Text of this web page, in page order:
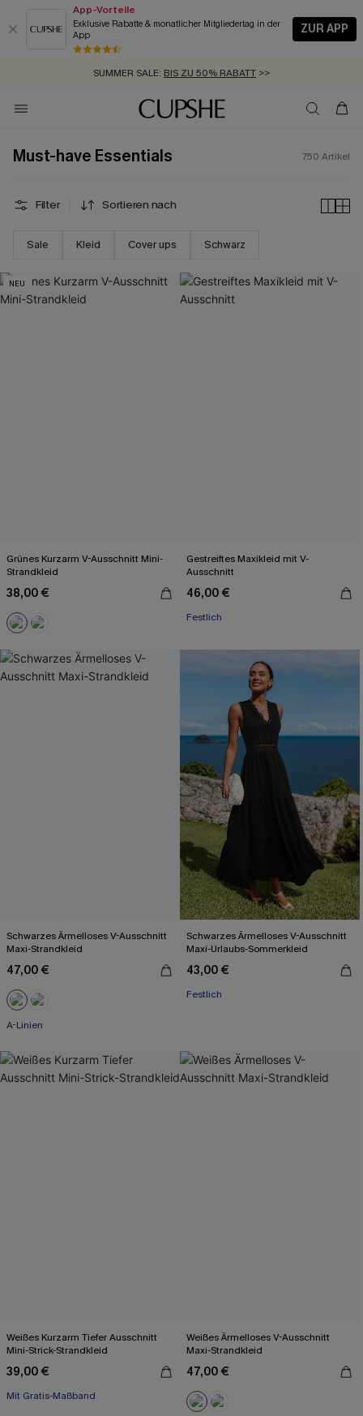
App-Vorteile
Exklusive Rabatte & monatlicher Mitgliedertag in der
App
ZUR APP
GRATIS MASSBAND MIT JEDEM SCHNELLVERSAND-ARTIKEL >>
SUMMER SALE:
ZUM NEWSLETTER:BIS ZU -20% EXTRA ERHALTEN
KOSTENLOSER VERSAND AB 89 €
Must-have Essentials 750 Artikel
Filter Sortieren nach
Sale Kleid Cover ups Schwarz
NEU
Grünes Kurzarm V-Ausschnitt Mini-
Strandkleid
38,00 €
Gestreiftes Maxikleid mit V-
Ausschnitt
46,00 €
Festlich
Schwarzes Ärmelloses V-Ausschnitt
Maxi-Strandkleid
47,00 €
A-Linien
Schwarzes Ärmelloses V-Ausschnitt
Maxi-Urlaubs-Sommerkleid
43,00 €
Festlich
Weißes Kurzarm Tiefer Ausschnitt
Mini-Strick-Strandkleid
39,00 €
Mit Gratis-Maßband
Weißes Ärmelloses V-Ausschnitt
Maxi-Strandkleid
47,00 €